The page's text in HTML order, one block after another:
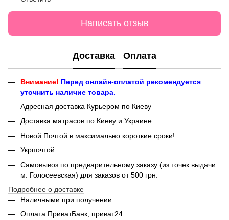
Написать отзыв
Доставка Оплата
Внимание! Перед онлайн-оплатой рекомендуется
уточнить наличие товара.
Адресная доставка Курьером по Киеву
Доставка матрасов по Киеву и Украине
Новой Почтой в максимально короткие сроки!
Укрпочтой
Самовывоз по предварительному заказу (из точек выдачи
м. Голосеевская) для заказов от 500 грн.
Подробнее о доставке
Наличными при получении
Оплата ПриватБанк, приват24